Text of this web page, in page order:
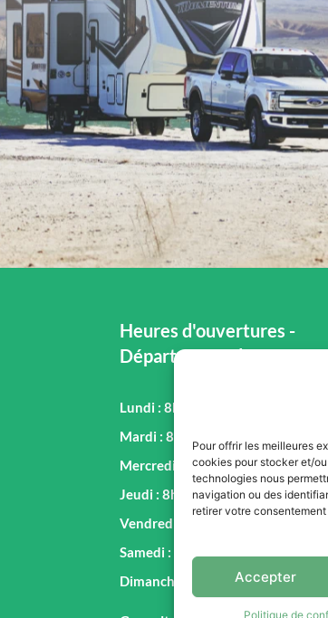
Pour offrir les meilleures
cookies pour stocker et/
technologies nous
navigation ou des
retirer votre
Accepter
Politique de
Heures d'ouvertures -
Département des Ventes
Lundi : 8h00 - 17h00
Mardi : 8h00 - 17h00
Mercredi : 8h00 - 17h00
Jeudi : 8h00 - 17h00
Vendredi : 8h00 - 17h00
Samedi : 9h00 - 16h00
Dimanche : Fermé